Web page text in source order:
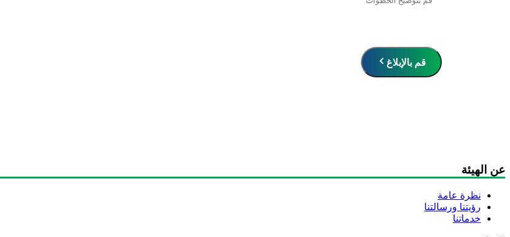
قم بالإبلاغ
عن الهيئة
نظرة عامة
رؤيتنا ورسالتنا
خدماتنا